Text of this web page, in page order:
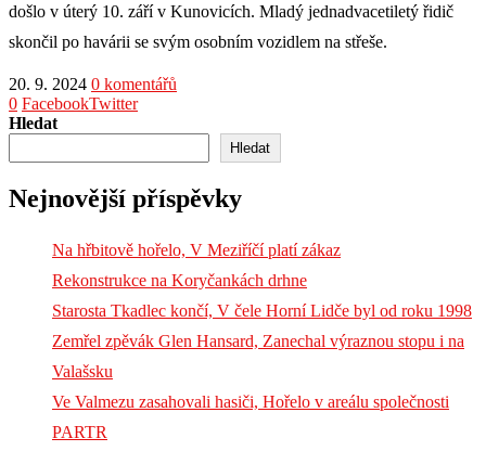
došlo v úterý 10. září v Kunovicích. Mladý jednadvacetiletý řidič
skončil po havárii se svým osobním vozidlem na střeše.
20. 9. 2024 0 komentářů
0 FacebookTwitter
Hledat
Hledat
Nejnovější příspěvky
Na hřbitově hořelo, V Meziříčí platí zákaz
Rekonstrukce na Koryčankách drhne
Starosta Tkadlec končí, V čele Horní Lidče byl od roku 1998
Zemřel zpěvák Glen Hansard, Zanechal výraznou stopu i na
Valašsku
Ve Valmezu zasahovali hasiči, Hořelo v areálu společnosti
PARTR